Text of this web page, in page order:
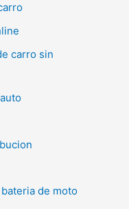
carro sin
de moto